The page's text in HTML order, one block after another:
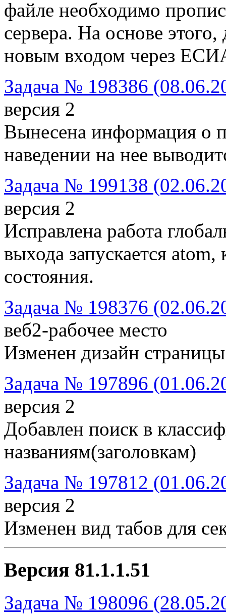
файле необходимо
сервера. На основе
новым входом через
Задача № 198386
версия 2
Вынесена информация о
наведении на нее
Задача № 199138
версия 2
Исправлена работа
выхода запускается
состояния.
Задача № 198376
веб2-рабочее место
Изменен дизайн
Задача № 197896
версия 2
Добавлен поиск в
названиям(заголовкам)
Задача № 197812
версия 2
Изменен вид табов для
Версия 81.1.1.51
Задача № 198096